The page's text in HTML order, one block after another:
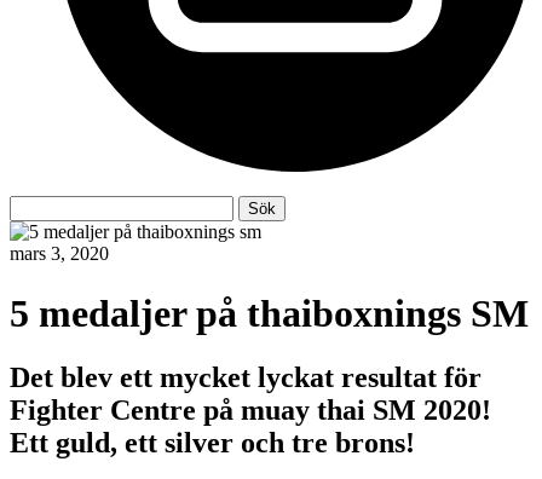
efter:
Sök
mars 3, 2020
5 medaljer på thaiboxnings SM
Det blev ett mycket lyckat resultat för
Fighter Centre på muay thai SM 2020!
Ett guld, ett silver och tre brons!